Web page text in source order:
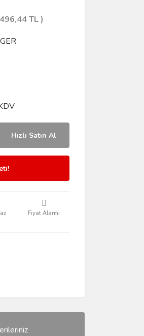
TL )
Hızlı Satın Al
Fiyat Alarmı